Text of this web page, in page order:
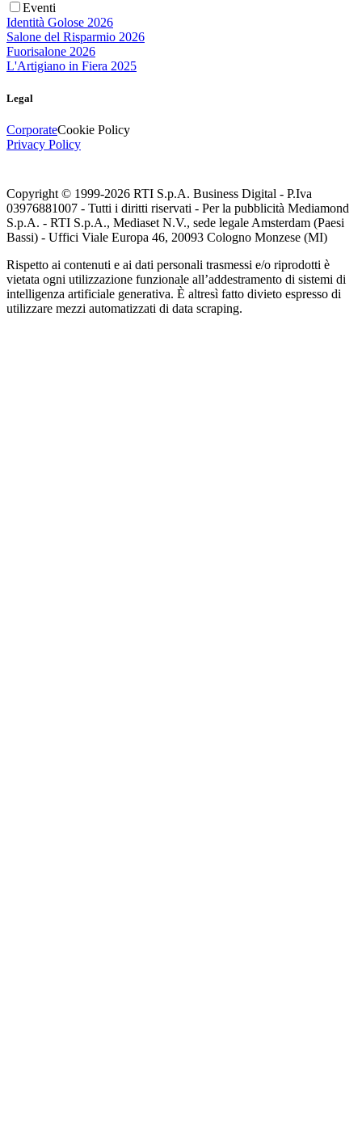
Eventi
Identità Golose 2026
Salone del Risparmio 2026
Fuorisalone 2026
L'Artigiano in Fiera 2025
Legal
CorporateCookie Policy
Privacy Policy
Copyright © 1999-2026 RTI S.p.A. Business Digital - P.Iva
03976881007 - Tutti i diritti riservati - Per la pubblicità Mediamond
S.p.A. - RTI S.p.A., Mediaset N.V., sede legale Amsterdam (Paesi
Bassi) - Uffici Viale Europa 46, 20093 Cologno Monzese (MI)
Rispetto ai contenuti e ai dati personali trasmessi e/o riprodotti è
vietata ogni utilizzazione funzionale all’addestramento di sistemi di
intelligenza artificiale generativa. È altresì fatto divieto espresso di
utilizzare mezzi automatizzati di data scraping.